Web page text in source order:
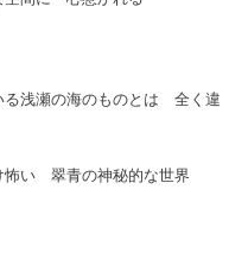
浅瀬の海のものとは 全く違
い 翠青の神秘的な世界